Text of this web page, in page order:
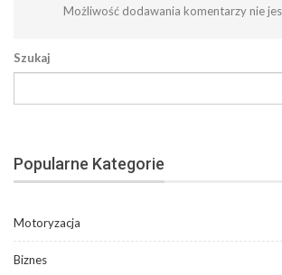
Możliwość dodawania komentarzy nie
Szukaj
Popularne Kategorie
Motoryzacja
Biznes